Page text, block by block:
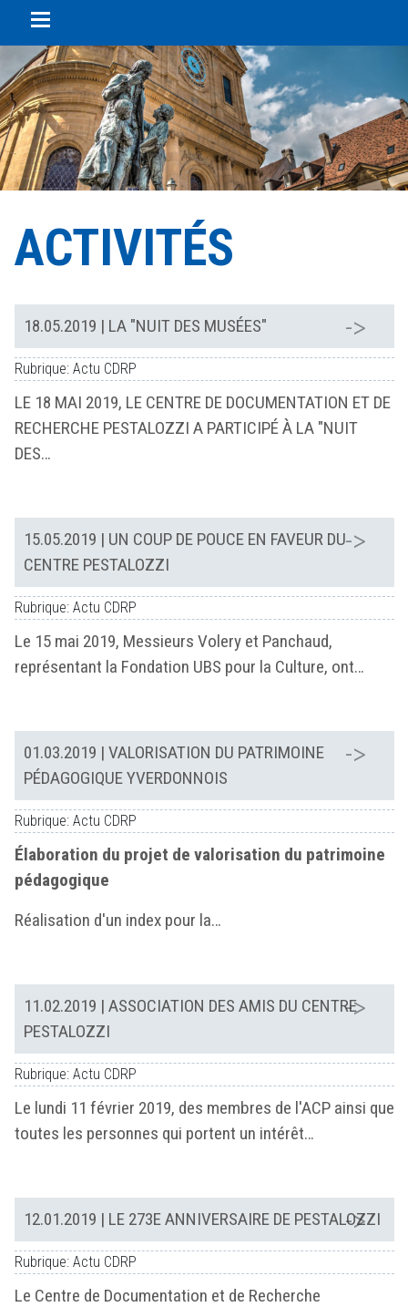
ACTIVITÉS
18.05.2019 | LA "NUIT DES MUSÉES"
Rubrique: Actu CDRP
LE 18 MAI 2019, LE CENTRE DE DOCUMENTATION ET DE
RECHERCHE PESTALOZZI A PARTICIPÉ À LA "NUIT
DES…
15.05.2019 | UN COUP DE POUCE EN FAVEUR DU
CENTRE PESTALOZZI
Rubrique: Actu CDRP
Le 15 mai 2019, Messieurs Volery et Panchaud,
représentant la Fondation UBS pour la Culture, ont…
01.03.2019 | VALORISATION DU PATRIMOINE
PÉDAGOGIQUE YVERDONNOIS
Rubrique: Actu CDRP
Élaboration du projet de valorisation du patrimoine
pédagogique
Réalisation d'un index pour la…
11.02.2019 | ASSOCIATION DES AMIS DU CENTRE
PESTALOZZI
Rubrique: Actu CDRP
Le lundi 11 février 2019, des membres de l'ACP ainsi que
toutes les personnes qui portent un intérêt…
12.01.2019 | LE 273E ANNIVERSAIRE DE PESTALOZZI
Rubrique: Actu CDRP
Le Centre de Documentation et de Recherche
Panneau de gestion des cookies